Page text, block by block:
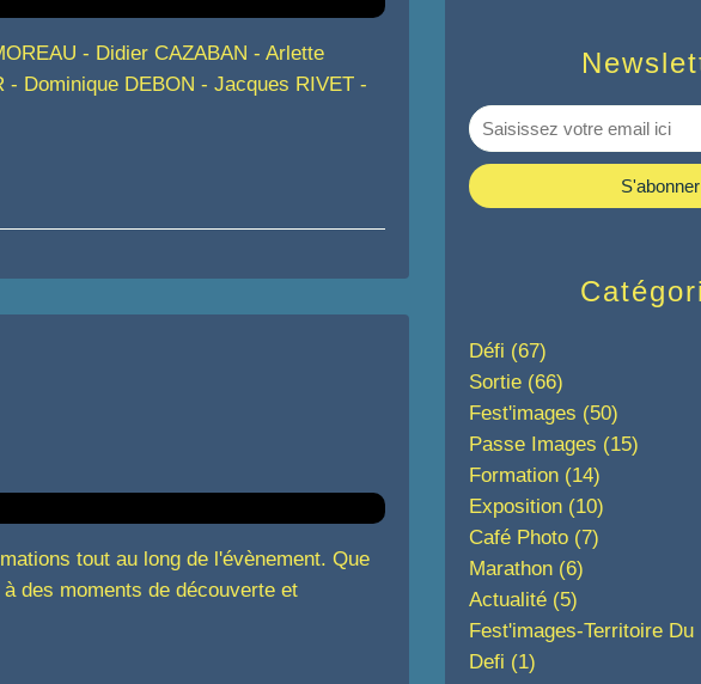
- Didier CAZABAN - Arlette
Dominique DEBON - Jacques RIVET -
tout au long de l'évènement. Que
des moments de découverte et
Défi (67)
Sortie (66)
Fest'images (50)
Passe Images (15)
Formation (14)
Exposition (10)
Café Photo (7)
Marathon (6)
Actualité (5)
Fest'images-Territoire Du
Defi (1)